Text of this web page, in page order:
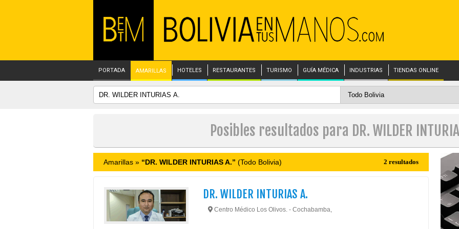
PORTADA AMARILLAS HOTELES RESTAURANTES TURISMO GUÍA MÉDICA INDUSTRIAS TIENDAS ONLINE
Posibles resultados para DR. WILDER
Amarillas » “DR. WILDER INTURIAS A.” (Todo Bolivia) 2 resultados
DR. WILDER INTURIAS A.
Centro Médico Los Olivos. - Cochabamba,